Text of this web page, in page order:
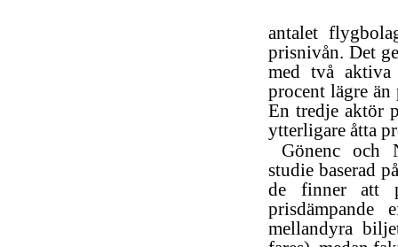
antalet
prisnivån. Det
med två
procent lägre
En tredje aktör
ytterligare åtta
Gönenc och
studie baserad
de finner att
mellandyra